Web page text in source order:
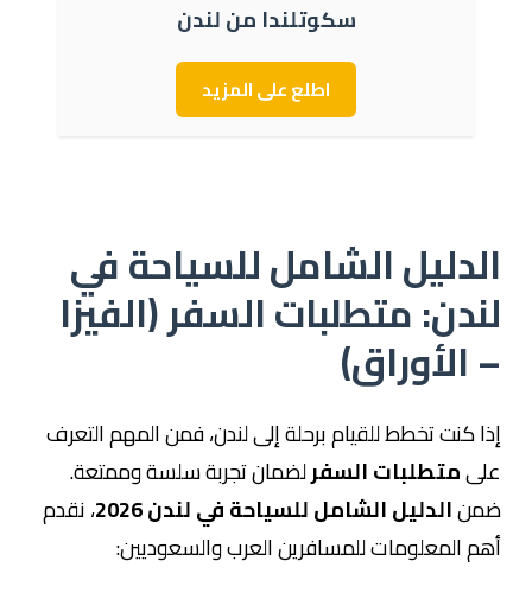
سكوتلندا من لندن
اطلع على المزيد
الدليل الشامل للسياحة في
لندن: متطلبات السفر (الفيزا
– الأوراق)
إذا كنت تخطط للقيام برحلة إلى لندن، فمن المهم التعرف
علىمتطلبات السفرلضمان تجربة سلسة وممتعة.
ضمنالدليل الشامل للسياحة في لندن 2026
، نقدم
أهم المعلومات للمسافرين العرب والسعوديين: